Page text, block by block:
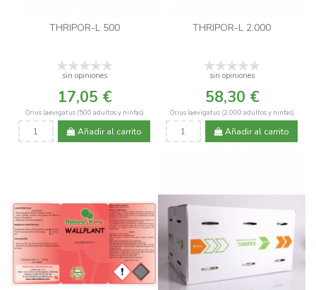
THRIPOR-L 500
sin opiniones
17,05 €
Orius laevigatus (500 adultos y ninfas)
Añadir al carrito
THRIPOR-L 2.000
sin opiniones
58,30 €
Orius laevigatus (2.000 adultos y ninfas)
Añadir al carrito